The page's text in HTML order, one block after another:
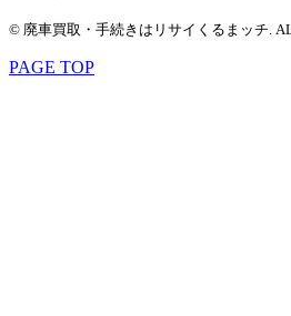
© 廃車買取・手続きはリサイくるまッチ.
PAGE TOP